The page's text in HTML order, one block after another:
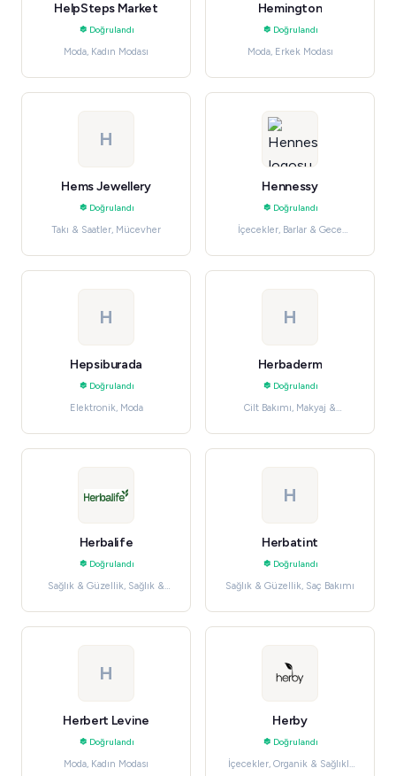
HelpSteps Market
Doğrulandı
Moda, Kadın Modası
Hemington
Doğrulandı
Moda, Erkek Modası
H
Hems Jewellery
Doğrulandı
Takı & Saatler, Mücevher
Hennessy
Doğrulandı
İçecekler, Barlar & Gece
H
Hepsiburada
Doğrulandı
Elektronik, Moda
H
Herbaderm
Doğrulandı
Cilt Bakımı, Makyaj &
Herbalife
Doğrulandı
Sağlık & Güzellik, Sağlık &
H
Herbatint
Doğrulandı
Sağlık & Güzellik, Saç Bakımı
H
Herbert Levine
Doğrulandı
Moda, Kadın Modası
Herby
Doğrulandı
İçecekler, Organik & Sağlıklı